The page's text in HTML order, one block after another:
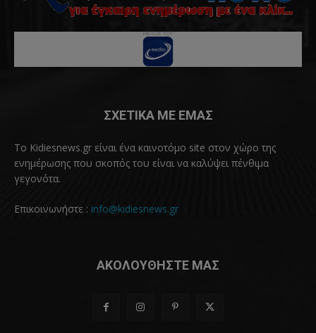
ΣΧΕΤΙΚΑ ΜΕ ΕΜΑΣ
Το Kidiesnews.gr είναι ένα καινοτόμο site στον χώρο της
ενημέρωσης που σκοπός του είναι να καλύψει πένθιμα
γεγονότα.
Επικοινωνήστε : info@kidiesnews.gr
ΑΚΟΛΟΥΘΗΣΤΕ ΜΑΣ